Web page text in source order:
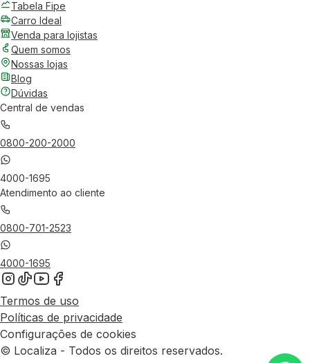
Tabela Fipe
Carro Ideal
Venda para lojistas
Quem somos
Nossas lojas
Blog
Dúvidas
Central de vendas
0800-200-2000
4000-1695
Atendimento ao cliente
0800-701-2523
4000-1695
Termos de uso
Políticas de privacidade
Configurações de cookies
© Localiza - Todos os direitos reservados.